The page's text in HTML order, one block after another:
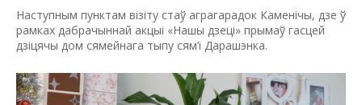
Наступным пунктам візіту стаў аграгарадок Каменічы, дзе ў
рамках дабрачыннай акцыі «Нашы дзеці» прымаў гасцей
дзіцячы дом сямейнага тыпу сям’і Дарашэнка.